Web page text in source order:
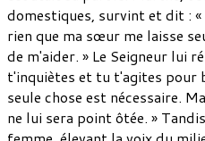
domestiques, survint et dit :
rien que ma sœur me laisse
de m'aider. » Le Seigneur lui
t'inquiètes et tu t'agites pour
seule chose est nécessaire.
ne lui sera point ôtée. »